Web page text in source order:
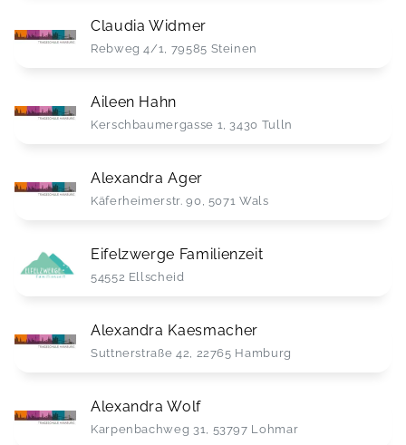
Claudia Widmer
Rebweg 4/1, 79585 Steinen
Aileen Hahn
Kerschbaumergasse 1, 3430 Tulln
Alexandra Ager
Käferheimerstr. 90, 5071 Wals
Eifelzwerge Familienzeit
54552 Ellscheid
Alexandra Kaesmacher
Suttnerstraße 42, 22765 Hamburg
Alexandra Wolf
Karpenbachweg 31, 53797 Lohmar